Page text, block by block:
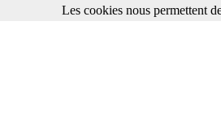
Les cookies nous permettent